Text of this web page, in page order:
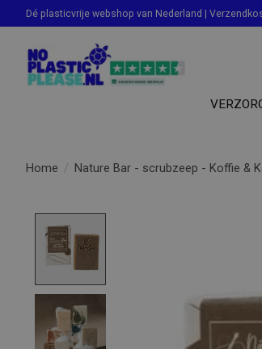
Dé plasticvrije webshop van Nederland |
Home / Nature Bar - scrubzeep - Koffie &